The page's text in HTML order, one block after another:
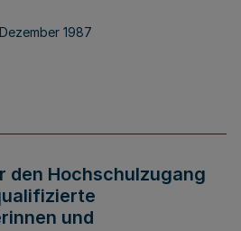
1987
den Hochschulzugang
und